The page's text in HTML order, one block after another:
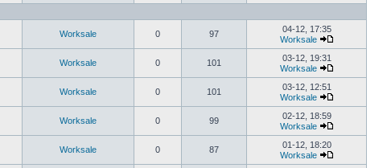
Worksale 0 97
04-12, 17:35
Worksale
Worksale 0 101
03-12, 19:31
Worksale
Worksale 0 101
03-12, 12:51
Worksale
Worksale 0 99
02-12, 18:59
Worksale
Worksale 0 87
01-12, 18:20
Worksale